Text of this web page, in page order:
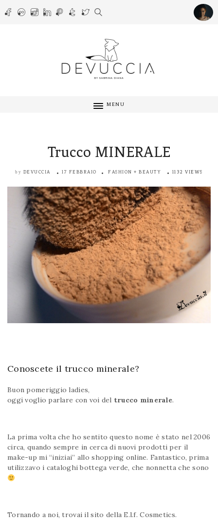
MENU
Trucco MINERALE
by DEVUCCIA 17 FEBBRAIO FASHION + BEAUTY 1132 VIEWS
Conoscete il trucco minerale?
Buon pomeriggio ladies,
oggi voglio parlare con voi del trucco minerale.
La prima volta che ho sentito questo nome è stato nel 2006
circa, quando sempre in cerca di nuovi prodotti per il
make-up mi “iniziai” allo shopping online. Fantastico, prima
utilizzavo i cataloghi bottega verde, che nonnetta che sono
Tornando a noi, trovai il sito della E.l.f. Cosmetics.